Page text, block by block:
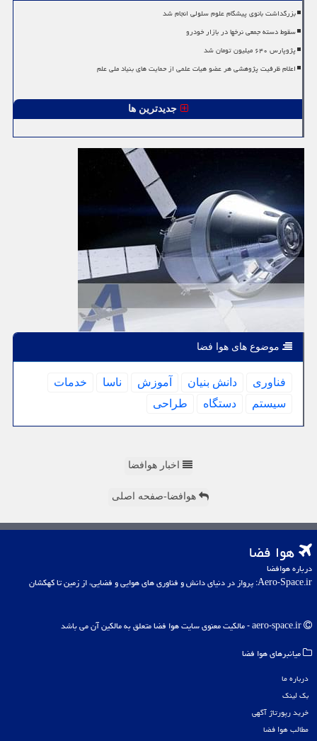
بزرگداشت بانوی پیشگام علوم سلولی انجام شد
سقوط دسته جمعی نرخها در بازار خودرو
پژوپارس ۶۴۰ میلیون تومان شد
اعلام ظرفیت پژوهشی هر عضو هیات علمی از حمایت های بنیاد ملی علم
جدیدترین ها
موضوع های هوا فضا
فناوری دانش بنیان آموزش ناسا
خدمات
سیستم
دستگاه طراحی
اخبار هوافضا
هوافضا-صفحه اصلی
هوا فضا
درباره هوافضا
Aero-Space.ir: پرواز در دنیای دانش و فناوری های هوایی و فضایی، از زمین تا کهکشان
میانبرهای هوا فضا
درباره ما
بک لینک
خرید رپورتاژ آگهی
مطالب هوا فضا